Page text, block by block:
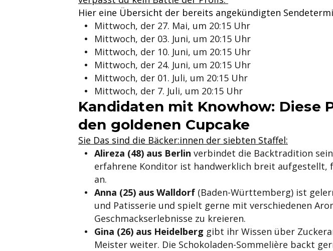
Hier eine Übersicht der bereits angekündigten
Mittwoch, der 27. Mai, um 20:15 Uhr
Mittwoch, der 03. Juni, um 20:15 Uhr
Mittwoch, der 10. Juni, um 20:15 Uhr
Mittwoch, der 24. Juni, um 20:15 Uhr
Mittwoch, der 01. Juli, um 20:15 Uhr
Mittwoch, der 7. Juli, um 20:15 Uhr
Kandidaten mit Knowhow: Diese
den goldenen Cupcake
Sie Das sind die Bäcker:innen der siebten Staffel:
Alireza (48) aus Berlin verbindet die Backtradition
erfahrene Konditor ist handwerklich breit aufgestellt,
an.
Anna (25) aus Walldorf (Baden-Württemberg) ist
und Patisserie und spielt gerne mit verschiedenen
Geschmackserlebnisse zu kreieren.
Gina (26) aus Heidelberg gibt ihr Wissen über
Meister weiter. Die Schokoladen-Sommelière backt